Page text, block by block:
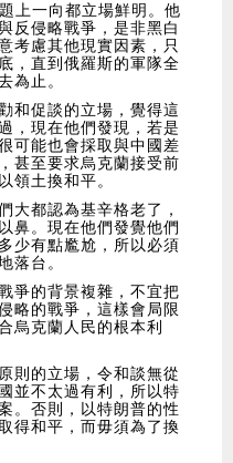
上一向都立場鮮明。他
反侵略戰爭，是非黑白
考慮其他現實因素，只
，直到俄羅斯的軍隊全
為止。
和促談的立場，覺得這
，現在他們發現，若是
可能也會採取與中國差
甚至要求烏克蘭接受前
土換和平。
大都認為基辛格老了，
鼻。現在他們發覺他們
少有點尷尬，所以必須
落台。
爭的背景複雜，不宜把
略的戰爭，這樣會局限
烏克蘭人民的根本利
則的立場，令和談無從
並不太過有利，所以特
。否則，以特朗普的性
得和平，而毋須為了換